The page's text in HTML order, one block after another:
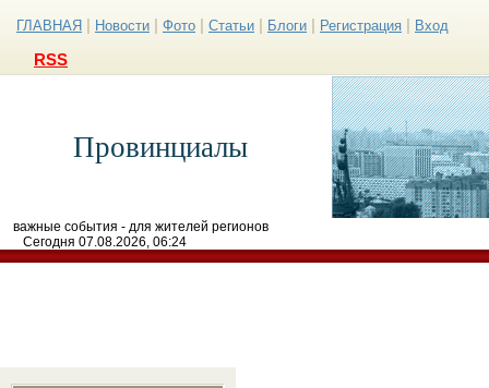
ГЛАВНАЯ Новости Фото Статьи Блоги Регистрация Вход
RSS
Провинциалы
важные события - для жителей регионов
Сегодня 07.08.2026, 06:24